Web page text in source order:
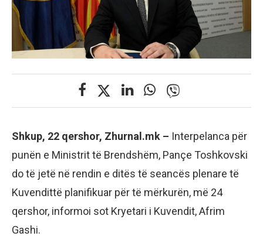
Shkup, 22 qershor, Zhurnal.mk – Interpelanca për
punën e Ministrit të Brendshëm, Pançe Toshkovski
do të jetë në rendin e ditës të seancës plenare të
Kuvendittë planifikuar për të mërkurën, më 24
qershor, informoi sot Kryetari i Kuvendit, Afrim
Gashi.